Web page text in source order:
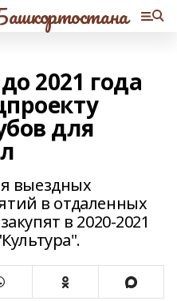
2021 года
для
выездных
в отдаленных
в 2020-2021